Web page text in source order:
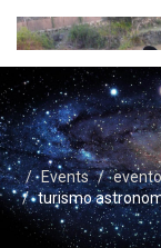
Events
turismo